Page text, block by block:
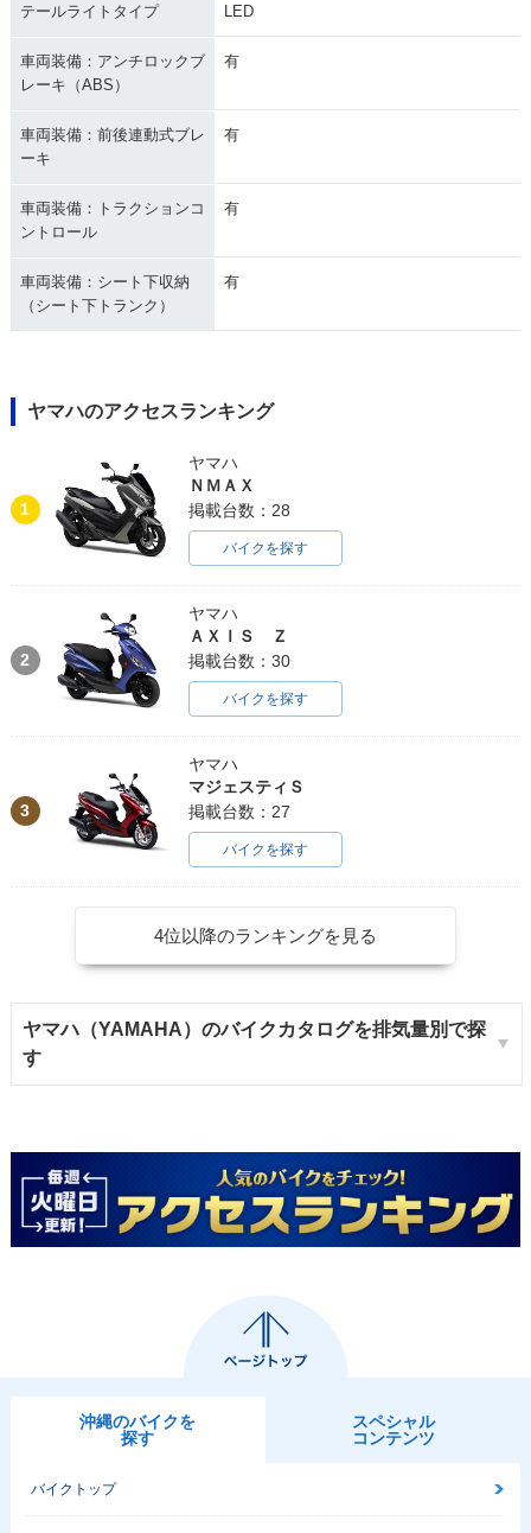
テールライトタイプ LED
車両装備：アンチロックブ
レーキ（ABS）
有
車両装備：前後連動式ブレ
ーキ
有
車両装備：トラクションコ
ントロール
有
車両装備：シート下収納
（シート下トランク）
有
ヤマハのアクセスランキング
1
ヤマハ
ＮＭＡＸ
掲載台数：28
バイクを探す
2
ヤマハ
ＡＸＩＳ Ｚ
掲載台数：30
バイクを探す
3
ヤマハ
マジェスティＳ
掲載台数：27
バイクを探す
4位以降のランキングを見る
ヤマハ（YAMAHA）のバイクカタログを排気量別で探
す
沖縄のバイクを
探す
スペシャル
コンテンツ
バイクトップ